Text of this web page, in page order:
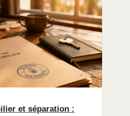
et séparation :